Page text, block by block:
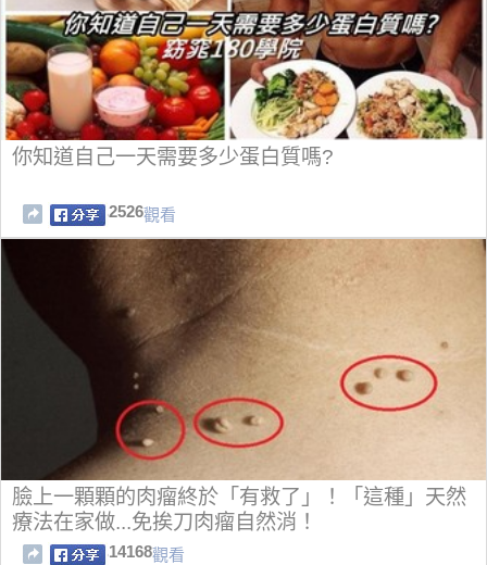
你知道自己一天需要多少蛋白質嗎?
2526觀看
臉上一顆顆的肉瘤終於「有救了」！「這種」天然
療法在家做...免挨刀肉瘤自然消！
14168觀看